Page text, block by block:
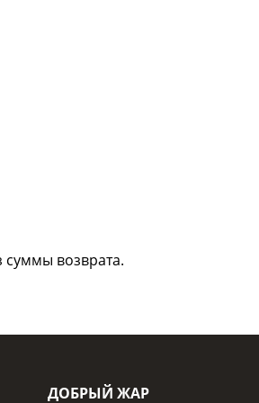
суммы возврата.
ДОБРЫЙ ЖАР